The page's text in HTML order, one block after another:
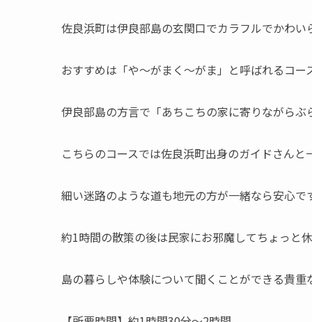
佐良浜町は伊良部島の玄関口でカラフルでかわい
おすすめは 「や〜がまく〜がま」と呼ばれるコー
伊良部島の方言で「あちこちの家に寄りながら
こちらのコースでは佐良浜町出身のガイドさん
細い迷路のような道も地元の方が一緒なら安心で
約1時間の散策の後は民家にお邪魔してちょっと
島の暮らしや体験について聞くことができる貴重